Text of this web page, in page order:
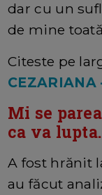
dar cu un
de mine
Citeste pe
CEZARIANA
Mi se
ca va lupta.
A fost hrănit
au făcut